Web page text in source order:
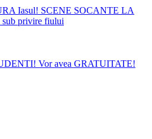
Iasul! SCENE SOCANTE LA
sub privire fiului
Vor avea GRATUITATE!